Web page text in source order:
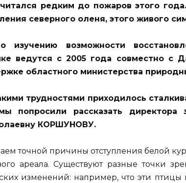
редким до пожаров этого
северного оленя, этого живого
изучению возможности
ведутся с 2005 года совместно с
областного министерства
трудностями приходилось
попросили рассказать директора
КОРШУНОВУ.
точной причины отступления белой
ареала. Существуют разные точки
изменений: например, что эти